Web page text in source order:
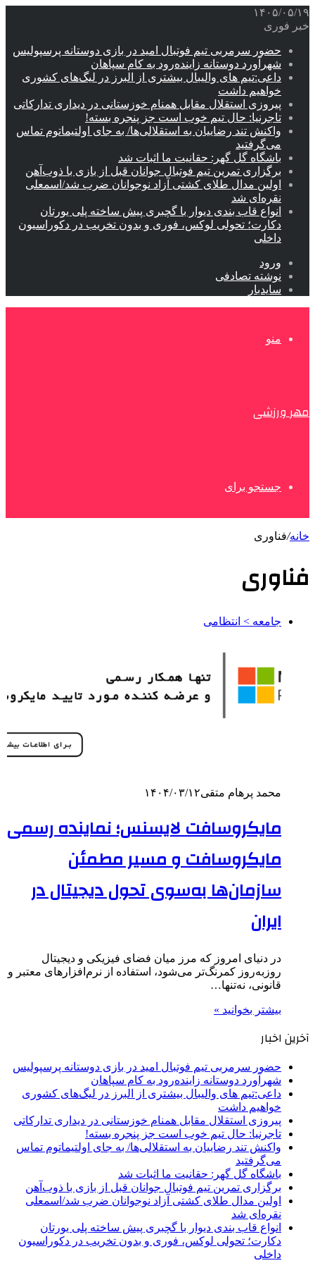
۱۴۰۵/۰۵/۱۹
خبر فوری
حضور سرمربی تیم فوتبال امید در بازی دوستانه پرسپولیس
شهرآورد دوستانه زاینده‌رود به کام سپاهان
داعی:تیم های والیبال بیشتری از البرز در لیگ‌های کشوری
خواهیم داشت
پیروزی استقلال مقابل همنام خوزستانی در دیداری تدارکاتی
تاجرنیا: حال تیم خوب است جز پنجره بسته!
واکنش تند رضاییان به استقلالی‌ها/ به جای اولتیماتوم تماس
می‌گرفتید
باشگاه گل گهر: حقانیت ما اثبات شد
برگزاری تمرین تیم فوتبال جوانان قبل از بازی با ذوب‌آهن
اولین مدال طلای کشتی آزاد نوجوانان ضرب شد/اسمعلی
نقره‌ای شد
انواع قاب بندی دیوار با گچبری پیش ساخته پلی یورتان
دکارت؛ تحولی لوکس، فوری و بدون تخریب در دکوراسیون
داخلی
ورود
نوشته تصادفی
سایدبار
منو
مهر ورزشی
جستجو برای
خانه/فناوری
فناوری
جامعه > انتظامی
محمد پرهام متقی۱۴۰۴/۰۳/۱۲
مایکروسافت لایسنس؛ نماینده رسمی
مایکروسافت و مسیر مطمئن
سازمان‌ها به‌سوی تحول دیجیتال در
ایران
در دنیای امروز که مرز میان فضای فیزیکی و دیجیتال
روزبه‌روز کمرنگ‌تر می‌شود، استفاده از نرم‌افزارهای معتبر و
قانونی، نه‌تنها…
بیشتر بخوانید »
آخرین اخبار
حضور سرمربی تیم فوتبال امید در بازی دوستانه پرسپولیس
شهرآورد دوستانه زاینده‌رود به کام سپاهان
داعی:تیم های والیبال بیشتری از البرز در لیگ‌های کشوری
خواهیم داشت
پیروزی استقلال مقابل همنام خوزستانی در دیداری تدارکاتی
تاجرنیا: حال تیم خوب است جز پنجره بسته!
واکنش تند رضاییان به استقلالی‌ها/ به جای اولتیماتوم تماس
می‌گرفتید
باشگاه گل گهر: حقانیت ما اثبات شد
برگزاری تمرین تیم فوتبال جوانان قبل از بازی با ذوب‌آهن
اولین مدال طلای کشتی آزاد نوجوانان ضرب شد/اسمعلی
نقره‌ای شد
انواع قاب بندی دیوار با گچبری پیش ساخته پلی یورتان
دکارت؛ تحولی لوکس، فوری و بدون تخریب در دکوراسیون
داخلی